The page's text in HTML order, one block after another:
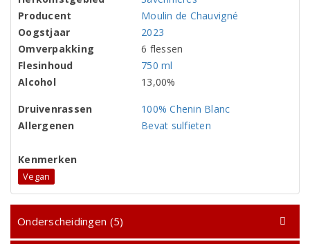
Producent
Moulin de Chauvigné
Oogstjaar
2023
Omverpakking
6 flessen
Flesinhoud
750 ml
Alcohol
13,00%
Druivenrassen
100% Chenin Blanc
Allergenen
Bevat sulfieten
Kenmerken
Vegan
Onderscheidingen (5)